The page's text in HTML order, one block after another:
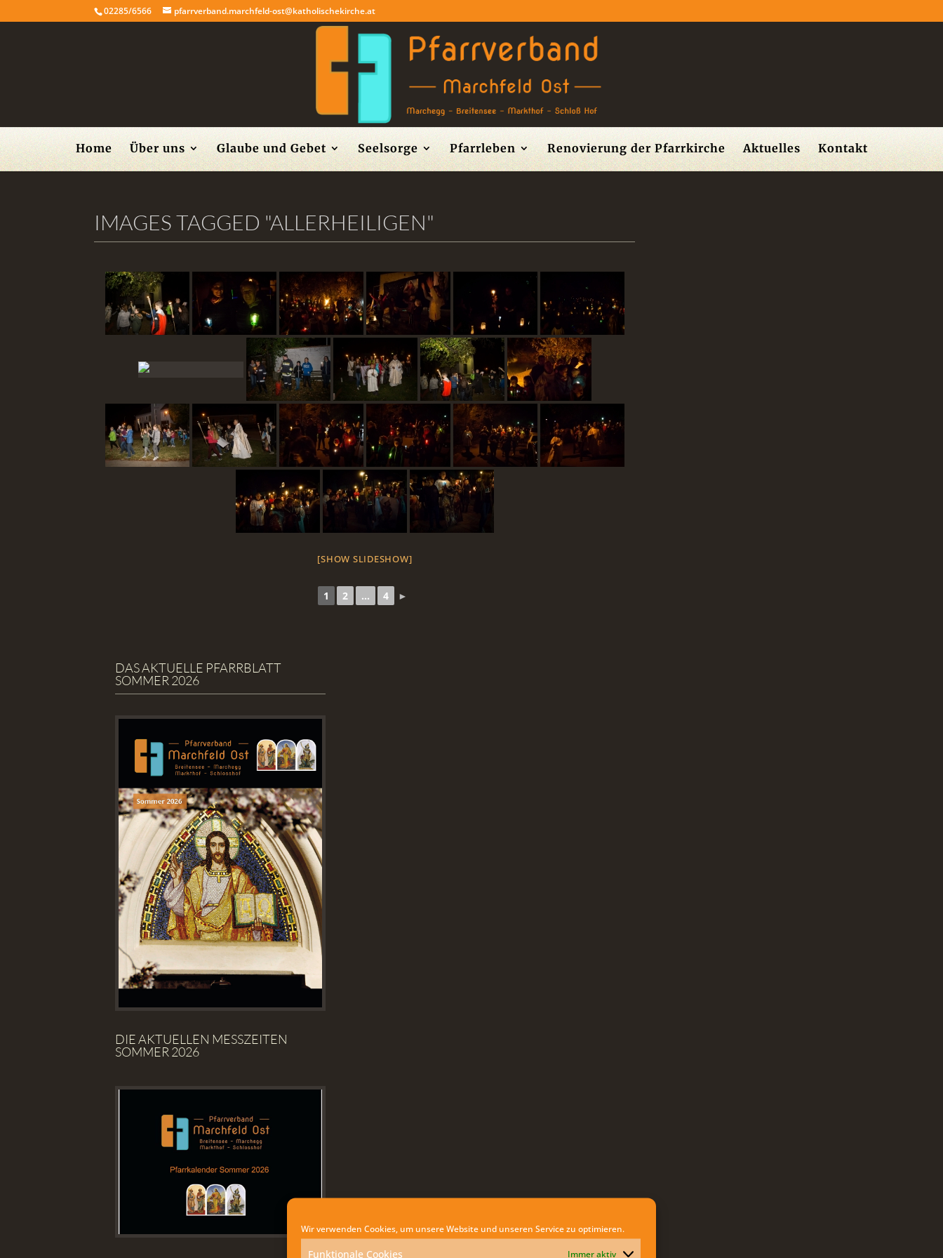
Wir verwenden Cookies, um unsere Website und unseren Service zu optimieren.
Funktionale Cookies Immer aktiv
02285/6566 pfarrverband.marchfeld-ost@katholischekirche.at
Home Über uns Glaube und Gebet Seelsorge Pfarrleben Renovierung der Pfarrkirche Aktuelles Kontakt
IMAGES TAGGED "ALLERHEILIGEN"
[SHOW SLIDESHOW]
1 2 ... 4 ►
DAS AKTUELLE PFARRBLATT
SOMMER 2026
DIE AKTUELLEN MESSZEITEN
SOMMER 2026